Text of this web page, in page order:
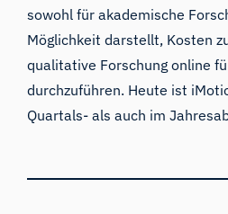
sowohl für akademische
Möglichkeit darstellt, Kosten
qualitative Forschung online
durchzuführen. Heute ist
Quartals- als auch im